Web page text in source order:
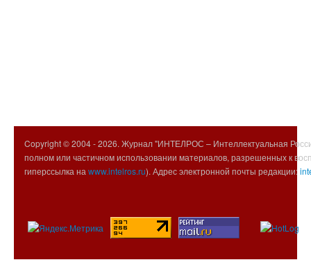
Copyright © 2004 -2026. Журнал "ИНТЕЛРОС – Интеллектуальная
полном или частичном использовании материалов, разрешенных к
гиперссылка на www.intelros.ru). Адрес электронной почты редакции: